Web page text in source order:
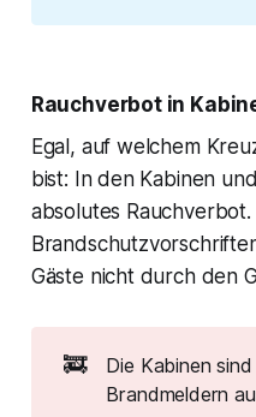
Rauchverbot in
Egal, auf welchem
bist: In den Kabinen
absolutes
Gäste nicht durch den
🚒
Die Kabinen
Brandmeldern